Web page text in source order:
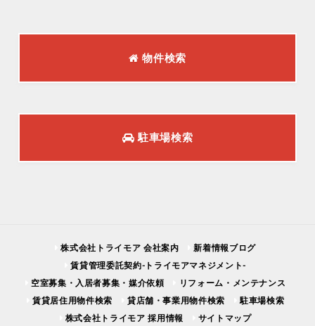
物件検索
駐車場検索
株式会社トライモア 会社案内
新着情報ブログ
賃貸管理委託契約-トライモアマネジメント-
空室募集・入居者募集・媒介依頼
リフォーム・メンテナンス
賃貸居住用物件検索
貸店舗・事業用物件検索
駐車場検索
株式会社トライモア 採用情報
サイトマップ